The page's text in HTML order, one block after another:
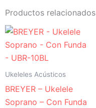
Productos relacionados
Ukeleles Acústicos
BREYER – Ukelele
Soprano – Con Funda